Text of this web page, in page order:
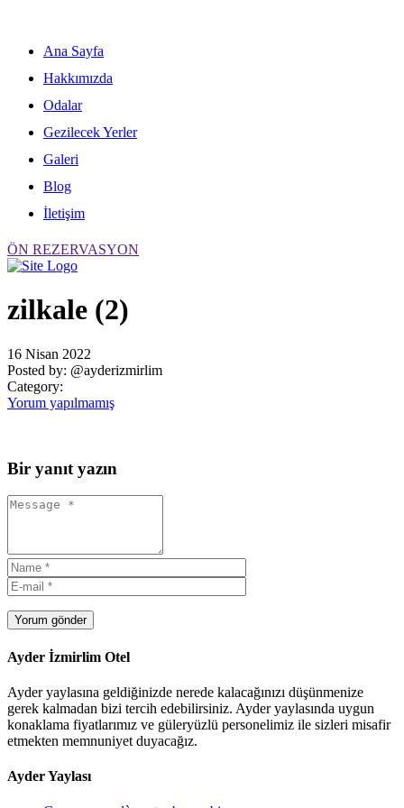
contentAna Sayfa
Hakkımızda
Odalar
Gezilecek Yerler
Galeri
Blog
İletişim
ÖN REZERVASYON
zilkale (2)
16 Nisan 2022
Posted by: @ayderizmirlim
Category:
Yorum yapılmamış
Bir yanıt yazın
Yorum gönder
Ayder İzmirlim Otel
Ayder yaylasına geldiğinizde nerede kalacağınızı düşünmenize
gerek kalmadan bizi tercih edebilirsiniz. Ayder yaylasında uygun
konaklama fiyatlarımız ve güleryüzlü personelimiz ile sizleri misafir
etmekten memnuniyet duyacağız.
Ayder Yaylası